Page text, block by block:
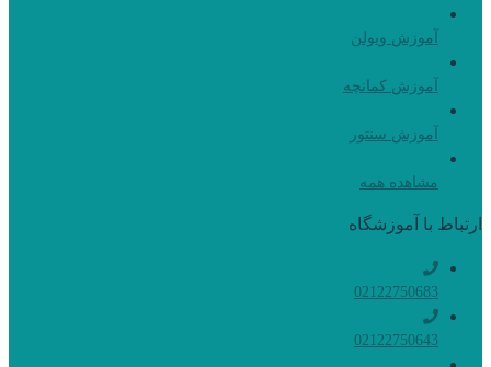
آموزش ویولن
آموزش کمانچه
آموزش سنتور
مشاهده همه
ارتباط با آموزشگاه
02122750683
02122750643